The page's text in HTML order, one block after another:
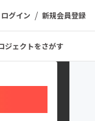
ログイン / 新規会員登録
ジェクトをさがす